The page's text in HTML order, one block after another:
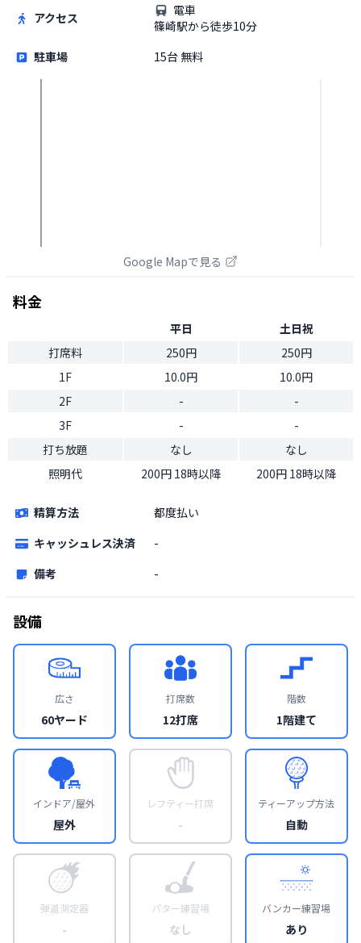
アクセス
電車
篠崎駅から徒歩10分
駐車場
15台 無料
Google Mapで見る
料金
平日
土日祝
打席料
250円
250円
1F
10.0円
10.0円
2F
-
-
3F
-
-
打ち放題
なし
なし
照明代
200円 18時以降 200円 18時以降
精算方法
都度払い
キャッシュレス決済
-
備考
-
設備
広さ
60ヤード
打席数
12打席
階数
1階建て
インドア/屋外
屋外
レフティー打席
-
ティーアップ方法
自動
弾道測定器
-
パター練習場
なし
バンカー練習場
あり